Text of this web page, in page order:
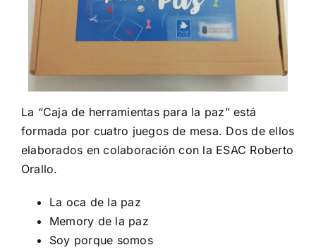
La “Caja de herramientas para la paz” está
formada por cuatro juegos de mesa. Dos de ellos
elaborados en colaboración con la ESAC Roberto
Orallo.
La oca de la paz
Memory de la paz
Soy porque somos